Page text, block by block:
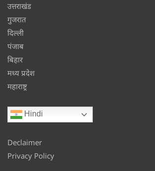
उत्तराखंड
गुजरात
दिल्ली
पंजाब
बिहार
मध्य प्रदेश
महाराष्ट्र
Hindi
Declaimer
Privacy Policy